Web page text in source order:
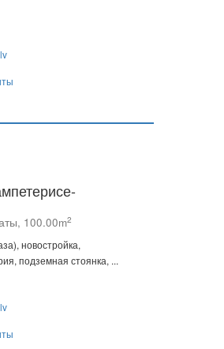
100.00m2
новостройка,
подземная стоянка, ...